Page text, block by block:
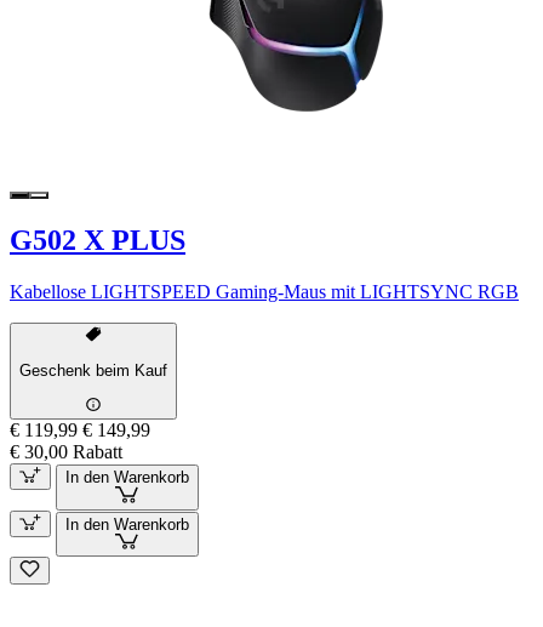
G502 X PLUS
Kabellose LIGHTSPEED Gaming-Maus mit LIGHTSYNC RGB
Geschenk beim Kauf
€ 119,99 € 149,99
€ 30,00 Rabatt
In den Warenkorb
In den Warenkorb